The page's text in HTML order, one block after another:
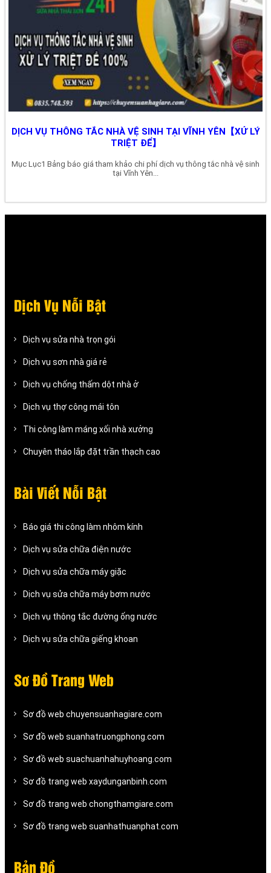
DỊCH VỤ THÔNG TẮC NHÀ VỆ SINH TẠI VĨNH YÊN【XỬ LÝ
TRIỆT ĐỂ】
Mục Lục1 Bảng báo giá tham khảo chi phí dịch vụ thông tắc nhà vệ sinh
tại Vĩnh Yên...
Dịch Vụ Nỗi Bật
Dịch vụ sửa nhà trọn gói
Dịch vụ sơn nhà giá rẻ
Dịch vụ chống thấm dột nhà ở
Dịch vụ thợ công mái tôn
Thi công làm máng xối nhà xưởng
Chuyên tháo lắp đặt trần thạch cao
Bài Viết Nỗi Bật
Báo giá thi công làm nhôm kính
Dịch vụ sửa chữa điện nước
Dịch vụ sửa chữa máy giặc
Dịch vụ sửa chữa máy bơm nước
Dịch vụ thông tắc đường ống nước
Dịch vụ sửa chữa giếng khoan
Sơ Đồ Trang Web
Sơ đồ web chuyensuanhagiare.com
Sơ đồ web suanhatruongphong.com
Sơ đồ web suachuanhahuyhoang.com
Sơ đồ trang web xaydunganbinh.com
Sơ đồ trang web chongthamgiare.com
Sơ đồ trang web suanhathuanphat.com
Bản Đồ